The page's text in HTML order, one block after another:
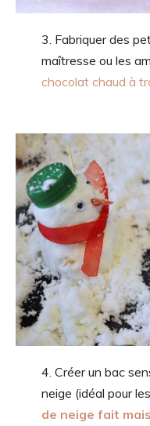
3. Fabriquer des
maîtresse ou les
chocolat chaud à
4. Créer un bac
neige (idéal pour
de neige fait